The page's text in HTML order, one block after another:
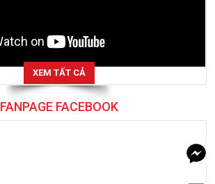
XEM TẤT CẢ
FANPAGE FACEBOOK